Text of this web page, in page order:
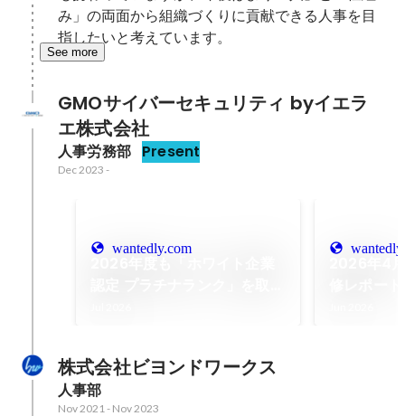
み」の両面から組織づくりに貢献できる人事を目
指したいと考えています。
See more
GMOサイバーセキュリティ byイエラ
エ株式会社
人事労務部 Present
Dec 2023 -
wantedly.com
株式会社ビヨンドワークス
人事部
Nov 2021 - Nov 2023